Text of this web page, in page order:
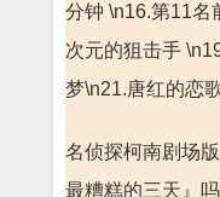
分钟 \n16.第11名
次元的狙击手
梦\n21.唐红的恋
名侦探柯南剧场
最糟糕的三天』